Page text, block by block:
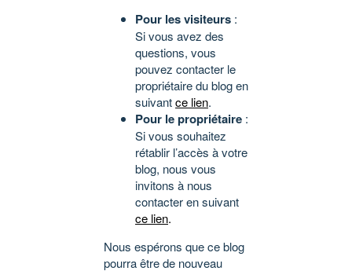
Pour les visiteurs :
Si vous avez des
questions, vous
pouvez contacter le
propriétaire du blog en
suivantce lien.
Pour le propriétaire :
Si vous souhaitez
rétablir l’accès à votre
blog, nous vous
invitons à nous
contacter en suivant
ce lien.
Nous espérons que ce blog
pourra être de nouveau